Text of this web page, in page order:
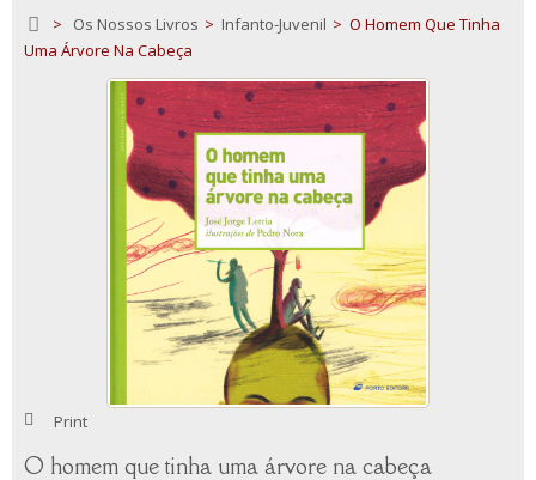
> Os Nossos Livros > Infanto-Juvenil > O Homem Que Tinha
Uma Árvore Na Cabeça
Print
O homem que tinha uma árvore na cabeça